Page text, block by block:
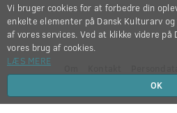
Copyright © 2012-2026
Vi bruger cookies for at forbedre din
enkelte elementer på Dansk Kulturarv
af vores services. Ved at klikke videre
vores brug af cookies.
LÆS MERE
OK